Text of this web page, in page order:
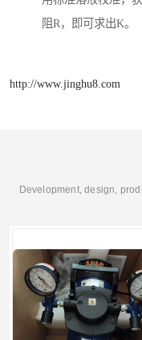
阻R，即可求出K。
http://www.jinghu8.com
Development, design,